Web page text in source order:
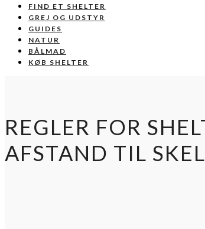
FIND ET SHELTER
GREJ OG UDSTYR
GUIDES
NATUR
BÅLMAD
KØB SHELTER
REGLER FOR
AFSTAND TIL